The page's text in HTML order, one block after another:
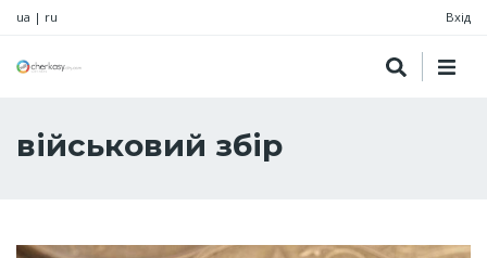
ua | ru Вхід
військовий збір